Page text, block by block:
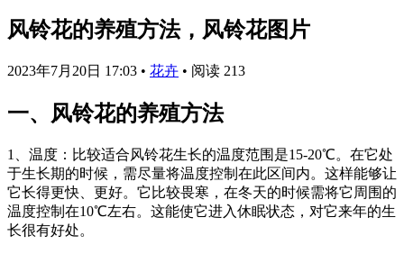
风铃花的养殖方法，风铃花图片
2023年7月20日 17:03 • 花卉 • 阅读 213
一、风铃花的养殖方法
1、温度：比较适合风铃花生长的温度范围是15-20℃。在它处
于生长期的时候，需尽量将温度控制在此区间内。这样能够让
它长得更快、更好。它比较畏寒，在冬天的时候需将它周围的
温度控制在10℃左右。这能使它进入休眠状态，对它来年的生
长很有好处。